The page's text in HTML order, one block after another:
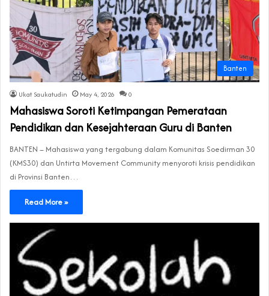
Banten
Ukat Saukatudin May 4, 2026 0
Mahasiswa Soroti Ketimpangan Pemerataan
Pendidikan dan Kesejahteraan Guru di Banten
BANTEN – Mahasiswa yang tergabung dalam Komunitas Soedirman 30
(KMS30) dan Untirta Movement Community menyoroti krisis pendidikan
di Provinsi Banten…
Read More »